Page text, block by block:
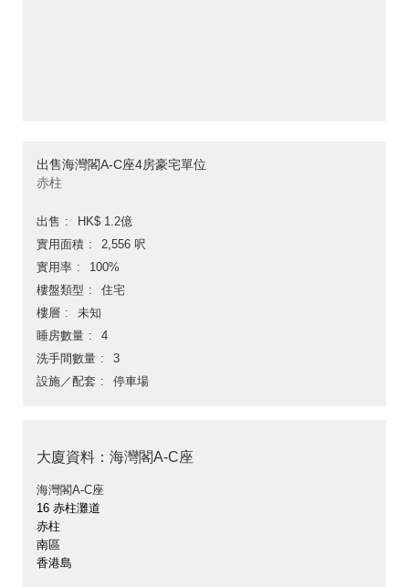
出售海灣閣A-C座4房豪宅單位
赤柱
出售
HK$ 1.2億
實用面積
2,556 呎
實用率
100%
樓盤類型
住宅
樓層
未知
睡房數量
4
洗手間數量
3
設施／配套
停車場
大廈資料：海灣閣A-C座
海灣閣A-C座
16 赤柱灘道
赤柱
南區
香港島